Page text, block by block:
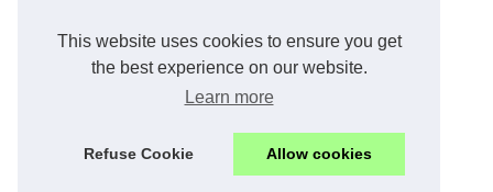
This website uses cookies to ensure you get
the best experience on our website.
Learn more
Refuse Cookie Allow cookies